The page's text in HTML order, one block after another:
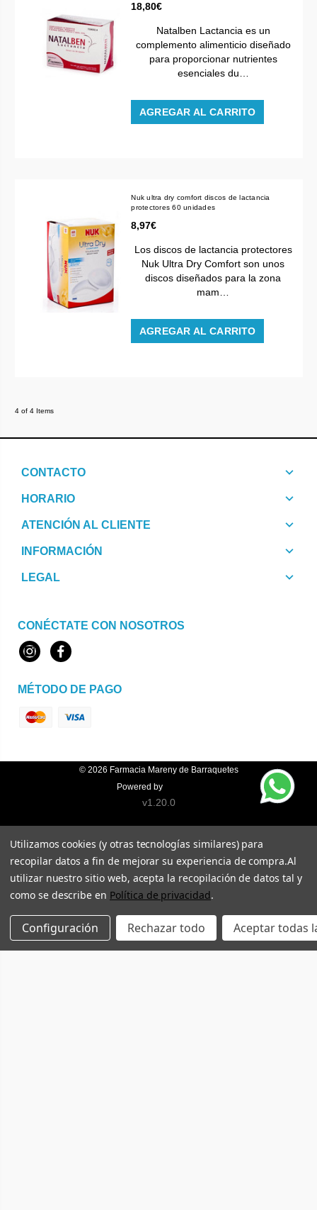
18,80€
Natalben Lactancia es un
complemento alimenticio diseñado
para proporcionar nutrientes
esenciales du…
AGREGAR AL CARRITO
Nuk ultra dry comfort discos de lactancia
protectores 60 unidades
8,97€
Los discos de lactancia protectores
Nuk Ultra Dry Comfort son unos
discos diseñados para la zona
mam…
AGREGAR AL CARRITO
4 of 4 Items
CONTACTO
HORARIO
ATENCIÓN AL CLIENTE
INFORMACIÓN
LEGAL
CONÉCTATE CON NOSOTROS
InstagramFacebook
MÉTODO DE PAGO
© 2026 Farmacia Mareny de Barraquetes
Powered by
v1.20.0
Utilizamos cookies (y otras tecnologías similares) para
recopilar datos a fin de mejorar su experiencia de compra.Al
utilizar nuestro sitio web, acepta la recopilación de datos tal y
como se describe en Política de privacidad.
Configuración Rechazar todo Aceptar todas